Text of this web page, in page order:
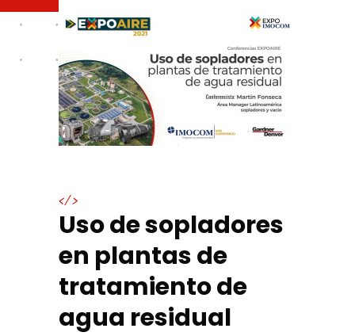
</>
Uso de sopladores
en plantas de
tratamiento de
agua residual